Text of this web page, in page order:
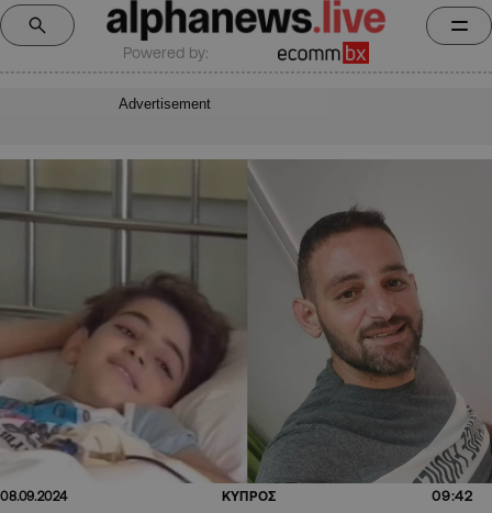
Powered by:
Advertisement
08.09.2024 ΚΥΠΡΟΣ 09:42